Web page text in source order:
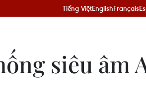
Tiếng ViệtEnglishFrançais
siêu âm